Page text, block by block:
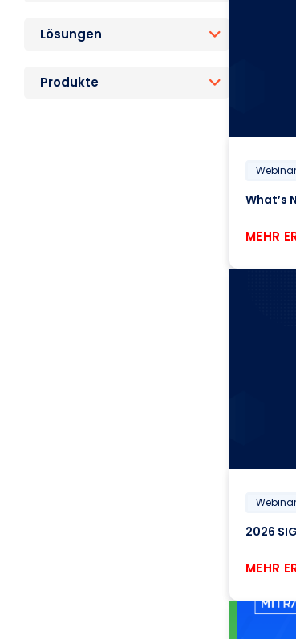
Lösungen
Produkte
MEHR
2026
MEHR